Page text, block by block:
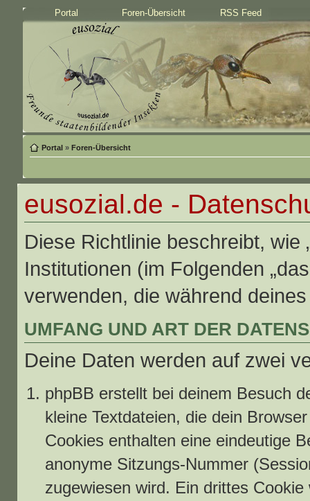
Portal Foren-Übersicht RSS Feed
Portal» Foren-Übersicht
eusozial.de -
Diese Richtlinie beschreibt, wie
Institutionen (im Folgenden
verwenden, die während
UMFANG UND ART DER
Deine Daten werden auf zwei
phpBB erstellt bei deinem Besuch
kleine Textdateien, die dein
Cookies enthalten eine eindeutige
anonyme Sitzungs-Nummer
zugewiesen wird. Ein drittes